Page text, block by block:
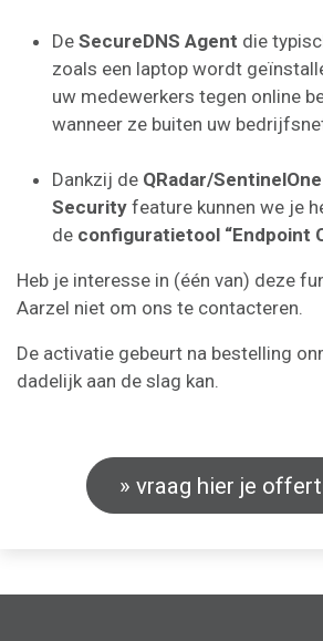
De SecureDNS Agent die
zoals een laptop wordt
uw medewerkers tegen online
wanneer ze buiten uw
Dankzij de QRadar/
Security feature kunnen we je
de configuratietool “Endpoint
Heb je interesse in (één van) deze
Aarzel niet om ons te contacteren.
De activatie gebeurt na bestelling
dadelijk aan de slag kan.
» vraag hier je